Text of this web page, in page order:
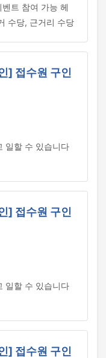
트 참여 가능 헤
수당, 근거리 수당
] 접수원 구인
일할 수 있습니다
] 접수원 구인
일할 수 있습니다
] 접수원 구인